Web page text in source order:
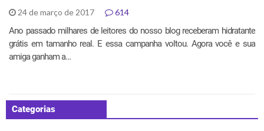
24 de março de 2017 614
Ano passado milhares de leitores do nosso blog receberam hidratante
grátis em tamanho real. E essa campanha voltou. Agora você e sua
amiga ganham a…
Categorias